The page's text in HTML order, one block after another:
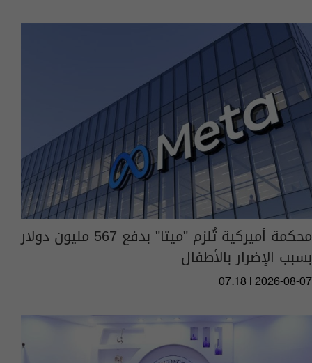
محكمة أميركية تُلزم "ميتا" بدفع 567 مليون دولار
بسبب الإضرار بالأطفال
07:18 | 2026-08-07